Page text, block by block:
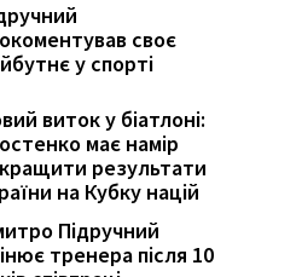
своє
у спорті
виток у біатлоні:
має намір
результати
на Кубку націй
Підручний
тренера після 10